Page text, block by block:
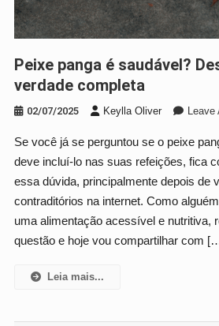
Peixe panga é saudável? Descubra a
verdade completa
02/07/2025 Keylla Oliver Leave
Se você já se perguntou se o peixe
deve incluí-lo nas suas refeições, fica
essa dúvida, principalmente depois de
contraditórios na internet. Como
uma alimentação acessível e nutritiva,
questão e hoje vou compartilhar com
Leia mais...